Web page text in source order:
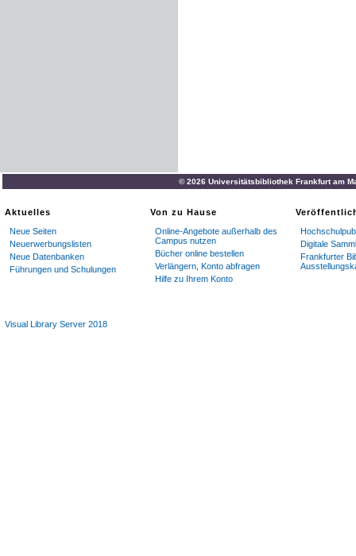
© 2026 Universitätsbibliothek Frankfurt am
Aktuelles
Neue Seiten
Neuerwerbungslisten
Neue Datenbanken
Führungen und Schulungen
Von zu Hause
Online-Angebote außerhalb des
Campus nutzen
Bücher online bestellen
Verlängern, Konto abfragen
Hilfe zu Ihrem Konto
Digitale
Frankfurter
Visual Library Server 2018